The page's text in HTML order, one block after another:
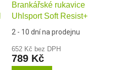
Brankářské rukavice
Uhlsport Soft Resist+
2 - 10 dní na prodejnu
652 Kč bez DPH
789 Kč